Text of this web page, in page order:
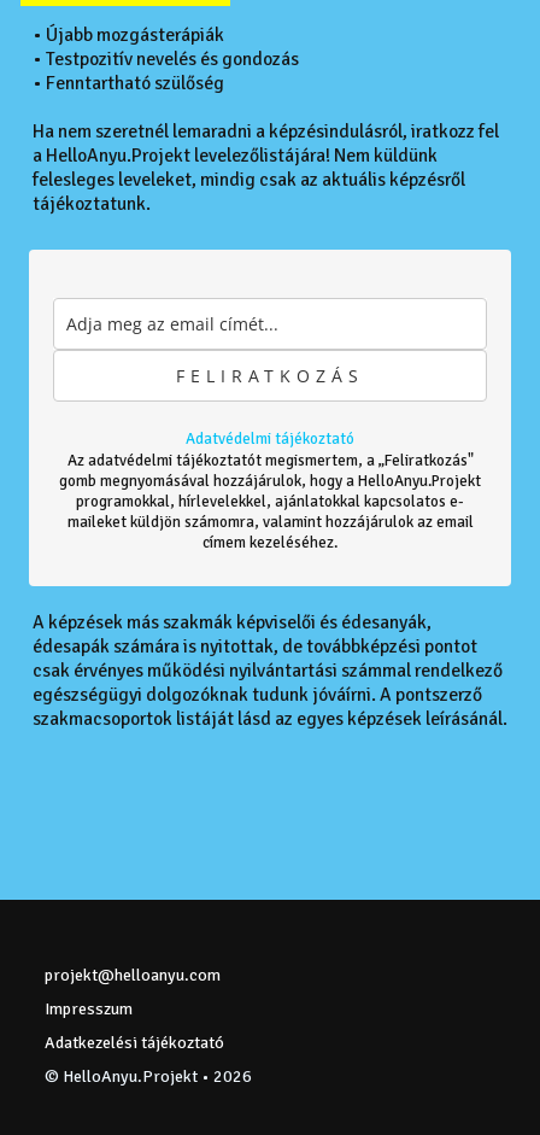
• Újabb mozgásterápiák
• Testpozitív nevelés és gondozás
• Fenntartható szülőség
Ha nem szeretnél lemaradni a képzésindulásról, iratkozz fel
a HelloAnyu.Projekt levelezőlistájára! Nem küldünk
felesleges leveleket, mindig csak az aktuális képzésről
tájékoztatunk.
Adatvédelmi tájékoztató
Az adatvédelmi tájékoztatót megismertem, a „Feliratkozás"
gomb megnyomásával hozzájárulok, hogy a HelloAnyu.Projekt
programokkal, hírlevelekkel, ajánlatokkal kapcsolatos e-
maileket küldjön számomra, valamint hozzájárulok az email
címem kezeléséhez.
A képzések más szakmák képviselői és édesanyák,
édesapák számára is nyitottak, de továbbképzési pontot
csak érvényes működési nyilvántartási számmal rendelkező
egészségügyi dolgozóknak tudunk jóváírni. A pontszerző
szakmacsoportok listáját lásd az egyes képzések leírásánál.
projekt@helloanyu.com
Impresszum
Adatkezelési tájékoztató
© HelloAnyu.Projekt • 2026